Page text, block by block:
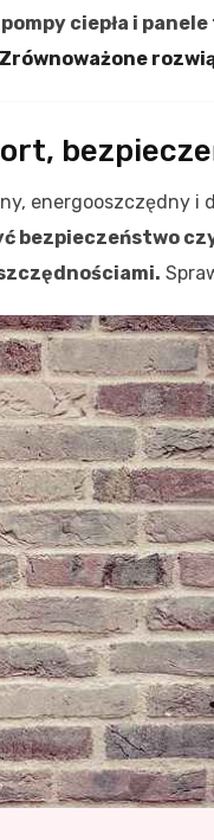
pompy ciepła i
Zrównoważone
energooszczędny i
bezpieczeństwo